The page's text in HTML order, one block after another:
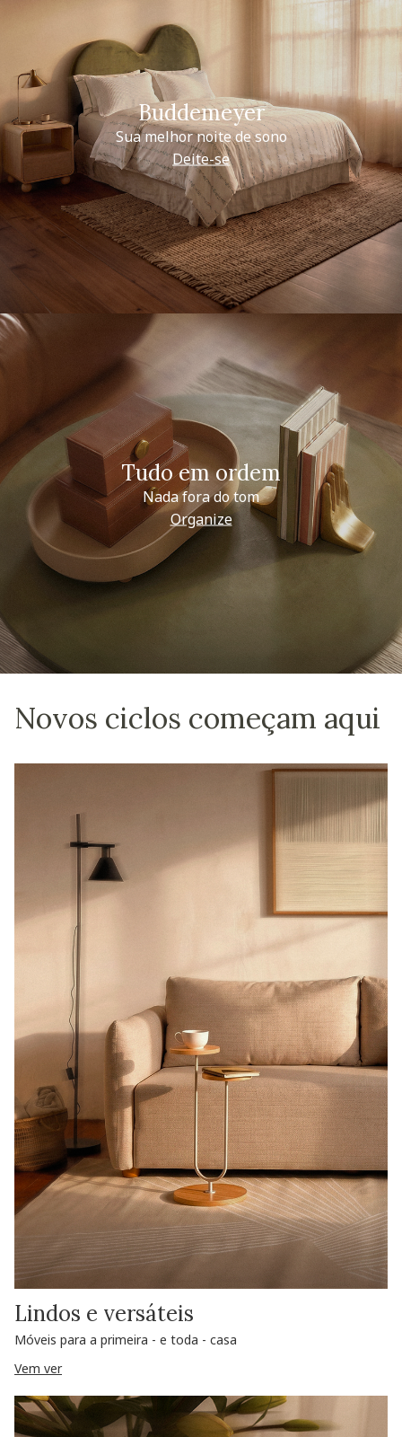
Buddemeyer
Sua melhor noite de sono
Deite-se
Tudo em ordem
Nada fora do tom
Organize
Novos ciclos começam aqui
Lindos e versáteis
Móveis para a primeira - e toda - casa
Vem ver